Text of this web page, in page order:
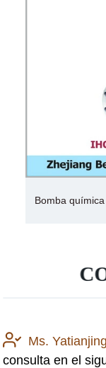
Bomba
Ms.
consulta en el